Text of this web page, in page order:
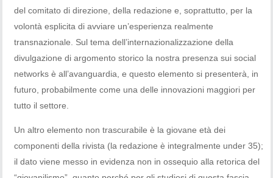
del comitato di direzione, della redazione e, soprattutto, per la
volontà esplicita di avviare un’esperienza realmente
transnazionale. Sul tema dell’internazionalizzazione della
divulgazione di argomento storico la nostra presenza sui social
networks è all’avanguardia, e questo elemento si presenterà, in
futuro, probabilmente come una delle innovazioni maggiori per
tutto il settore.
Un altro elemento non trascurabile è la giovane età dei
componenti della rivista (la redazione è integralmente under 35);
il dato viene messo in evidenza non in ossequio alla retorica del